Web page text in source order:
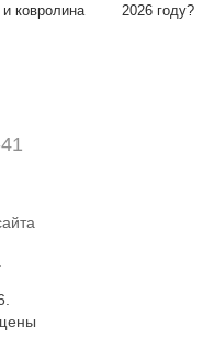
ковролина
2026 году?